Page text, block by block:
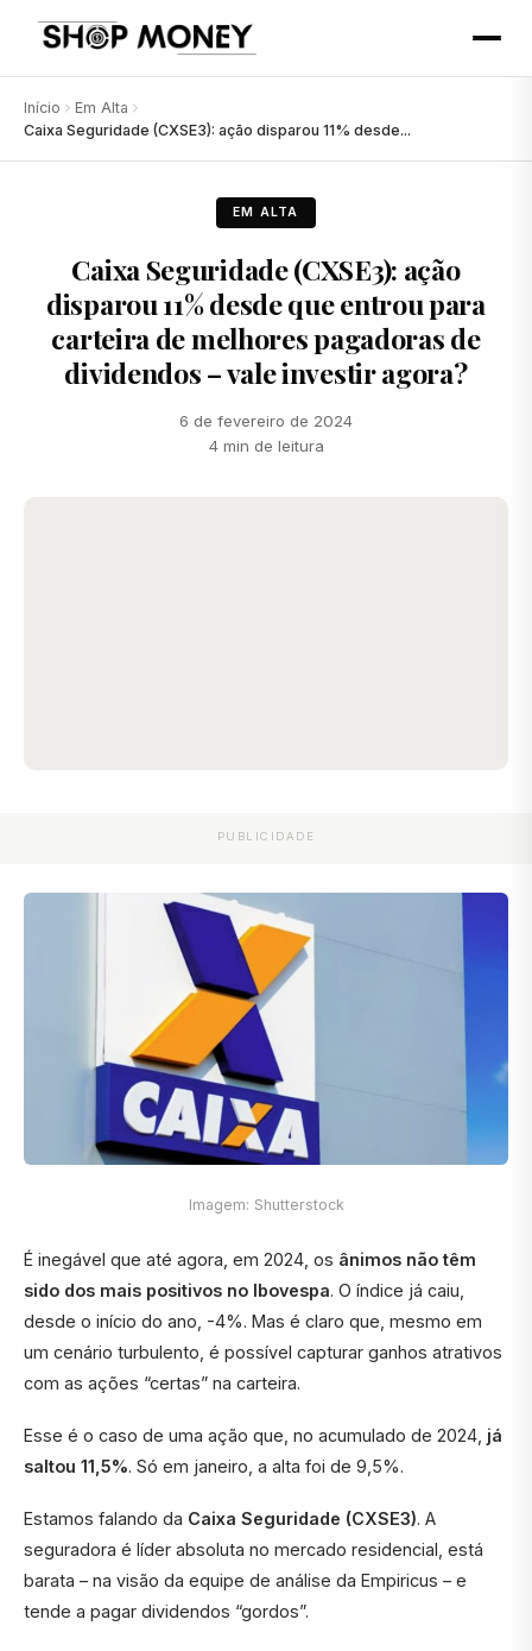
Início
Em Alta
Caixa Seguridade (CXSE3): ação disparou 11% desde...
EM ALTA
Caixa Seguridade (CXSE3): ação
disparou 11% desde que entrou para
carteira de melhores pagadoras de
dividendos – vale investir agora?
6 de fevereiro de 2024
4 min de leitura
PUBLICIDADE
Imagem: Shutterstock
É inegável que até agora, em 2024, os ânimos não têm
sido dos mais positivos no Ibovespa. O índice já caiu,
desde o início do ano, -4%. Mas é claro que, mesmo em
um cenário turbulento, é possível capturar ganhos atrativos
com as ações “certas” na carteira.
Esse é o caso de uma ação que, no acumulado de 2024, já
saltou 11,5%. Só em janeiro, a alta foi de 9,5%.
Estamos falando da Caixa Seguridade (CXSE3). A
seguradora é líder absoluta no mercado residencial, está
barata – na visão da equipe de análise da Empiricus – e
tende a pagar dividendos “gordos”.